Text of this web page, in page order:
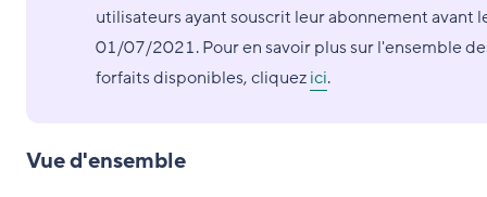
utilisateurs ayant souscrit leur abonnement avant
01/07/2021. Pour en savoir plus sur l'ensemble
forfaits disponibles, cliquezici.
Vue d'ensemble